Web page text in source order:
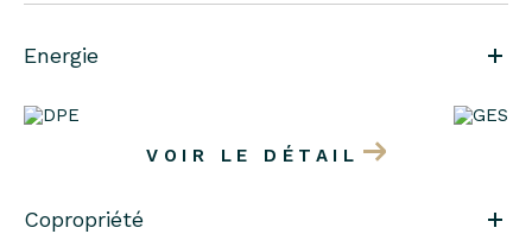
Energie
VOIR LE DÉTAIL
Copropriété